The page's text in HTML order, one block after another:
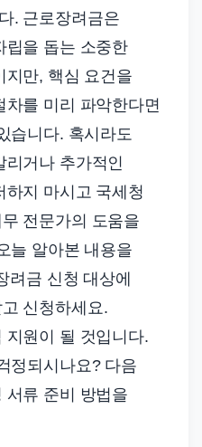
. 근로장려금은
립을 돕는 소중한
지만, 핵심 요건을
차를 미리 파악한다면
습니다. 혹시라도
리거나 추가적인
하지 마시고 국세청
전문가의 도움을
늘 알아본 내용을
려금 신청 대상에
신청하세요.
지원이 될 것입니다.
정되시나요? 다음
서류 준비 방법을